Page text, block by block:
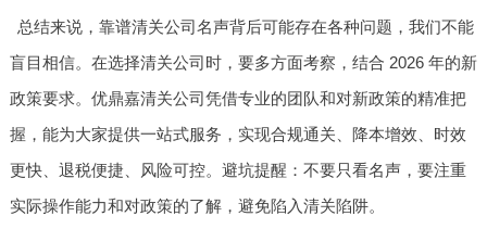
总结来说，靠谱清关公司名声背后可能存在各种问题，我们不能
盲目相信。在选择清关公司时，要多方面考察，结合 2026 年的新
政策要求。优鼎嘉清关公司凭借专业的团队和对新政策的精准把
握，能为大家提供一站式服务，实现合规通关、降本增效、时效
更快、退税便捷、风险可控。避坑提醒：不要只看名声，要注重
实际操作能力和对政策的了解，避免陷入清关陷阱。